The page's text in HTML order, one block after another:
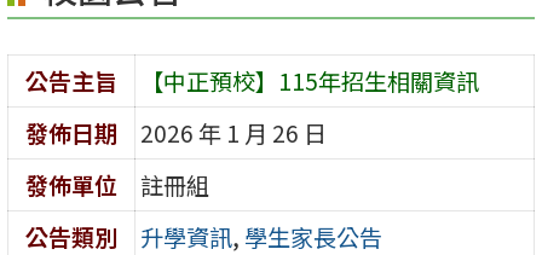
區
公告主旨
【中正預校】115年招生相關資訊
發佈日期
2026 年 1 月 26 日
發佈單位
註冊組
公告類別
升學資訊, 學生家長公告